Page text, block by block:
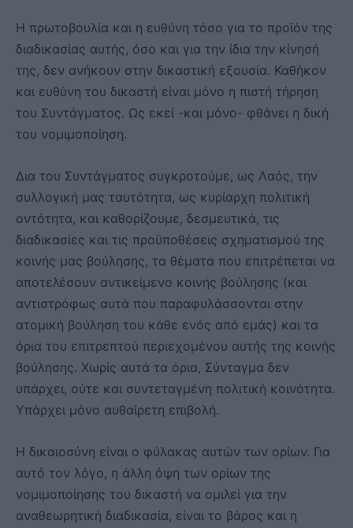
Η πρωτοβουλία και η ευθύνη τόσο για το προϊόν της
διαδικασίας αυτής, όσο και για την ίδια την κίνησή
της, δεν ανήκουν στην δικαστική εξουσία. Καθήκον
και ευθύνη του δικαστή είναι μόνο η πιστή τήρηση
του Συντάγματος. Ως εκεί -και μόνο- φθάνει η δική
του νομιμοποίηση.
Δια του Συντάγματος συγκροτούμε, ως Λαός, την
συλλογική μας ταυτότητα, ως κυρίαρχη πολιτική
οντότητα, και καθορίζουμε, δεσμευτικά, τις
διαδικασίες και τις προϋποθέσεις σχηματισμού της
κοινής μας βούλησης, τα θέματα που επιτρέπεται να
αποτελέσουν αντικείμενο κοινής βούλησης (και
αντιστρόφως αυτά που παραφυλάσσονται στην
ατομική βούληση του κάθε ενός από εμάς) και τα
όρια του επιτρεπτού περιεχομένου αυτής της κοινής
βούλησης. Χωρίς αυτά τα όρια, Σύνταγμα δεν
υπάρχει, ούτε και συντεταγμένη πολιτική κοινότητα.
Υπάρχει μόνο αυθαίρετη επιβολή.
Η δικαιοσύνη είναι ο φύλακας αυτών των ορίων. Για
αυτό τον λόγο, η άλλη όψη των ορίων της
νομιμοποίησης του δικαστή να ομιλεί για την
αναθεωρητική διαδικασία, είναι το βάρος και η